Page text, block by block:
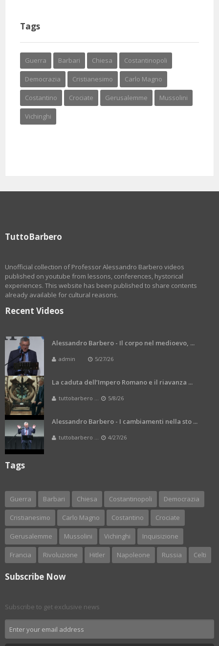
Tags
Guerra Barbari Chiesa Costantinopoli
Democrazia Cristianesimo Carlo Magno
Costantino Crociate Gerusalemme Mussolini
Vichinghi
TuttoBarbero
Unofficial collection of Professor Alessandro Barbero videos
published on youtube from lessons, conferences, hystorical
experiences. This website has been published to share contents
already available for cultural reasons.
Recent Videos
Alessandro Barbero - Il corpo nel medioevo, ...
admin 5/27/26
La caduta dell’Impero Romano e il riavanza ...
tuttobarbero ... 5/8/26
Alessandro Barbero - I cambiamenti nella sto ...
tuttobarbero ... 4/27/26
Tags
Guerra Barbari Chiesa Costantinopoli Democrazia
Cristianesimo Carlo Magno Costantino Crociate
Gerusalemme Mussolini Vichinghi Inquisizione
Francia Rivoluzione Hitler Napoleone Russia Celti
Subscribe Now
Subscribe to get exclusive news